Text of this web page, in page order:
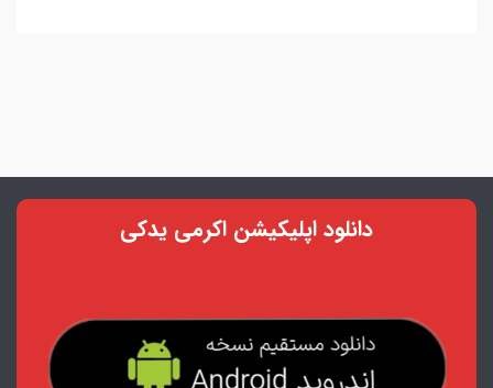
دانلود اپلیکیشن اکرمی یدکی